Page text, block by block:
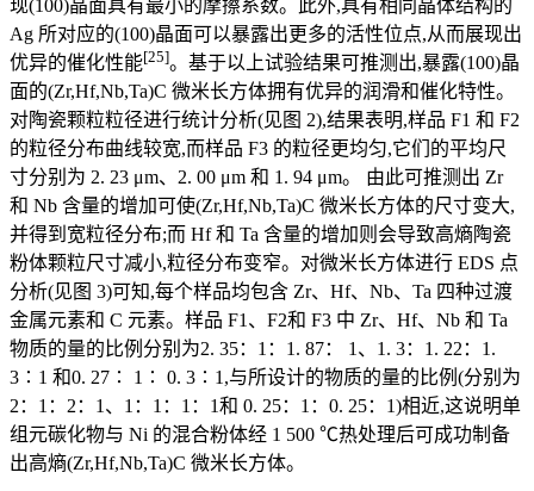
现(100)晶面具有最小的摩擦系数。此外,具有相同晶体结构的
Ag 所对应的(100)晶面可以暴露出更多的活性位点,从而展现出
优异的催化性能[25]。基于以上试验结果可推测出,暴露(100)晶
面的(Zr,Hf,Nb,Ta)C 微米长方体拥有优异的润滑和催化特性。
对陶瓷颗粒粒径进行统计分析(见图 2),结果表明,样品 F1 和 F2
的粒径分布曲线较宽,而样品 F3 的粒径更均匀,它们的平均尺
寸分别为 2. 23 μm、2. 00 μm 和 1. 94 μm。 由此可推测出 Zr
和 Nb 含量的增加可使(Zr,Hf,Nb,Ta)C 微米长方体的尺寸变大,
并得到宽粒径分布;而 Hf 和 Ta 含量的增加则会导致高熵陶瓷
粉体颗粒尺寸减小,粒径分布变窄。对微米长方体进行 EDS 点
分析(见图 3)可知,每个样品均包含 Zr、Hf、Nb、Ta 四种过渡
金属元素和 C 元素。样品 F1、F2和 F3 中 Zr、Hf、Nb 和 Ta
物质的量的比例分别为2. 35：1：1. 87： 1、1. 3：1. 22：1.
3∶1 和0. 27∶ 1∶ 0. 3∶1,与所设计的物质的量的比例(分别为
2：1：2：1、1：1：1：1和 0. 25：1：0. 25：1)相近,这说明单
组元碳化物与 Ni 的混合粉体经 1 500 ℃热处理后可成功制备
出高熵(Zr,Hf,Nb,Ta)C 微米长方体。